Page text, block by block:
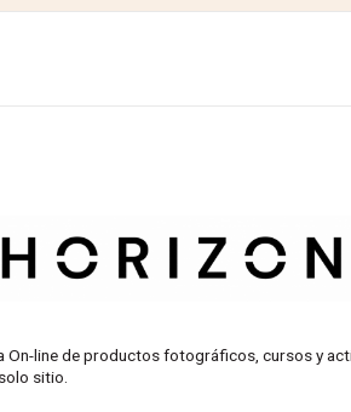
On-line de productos fotográficos, cursos y
sitio.